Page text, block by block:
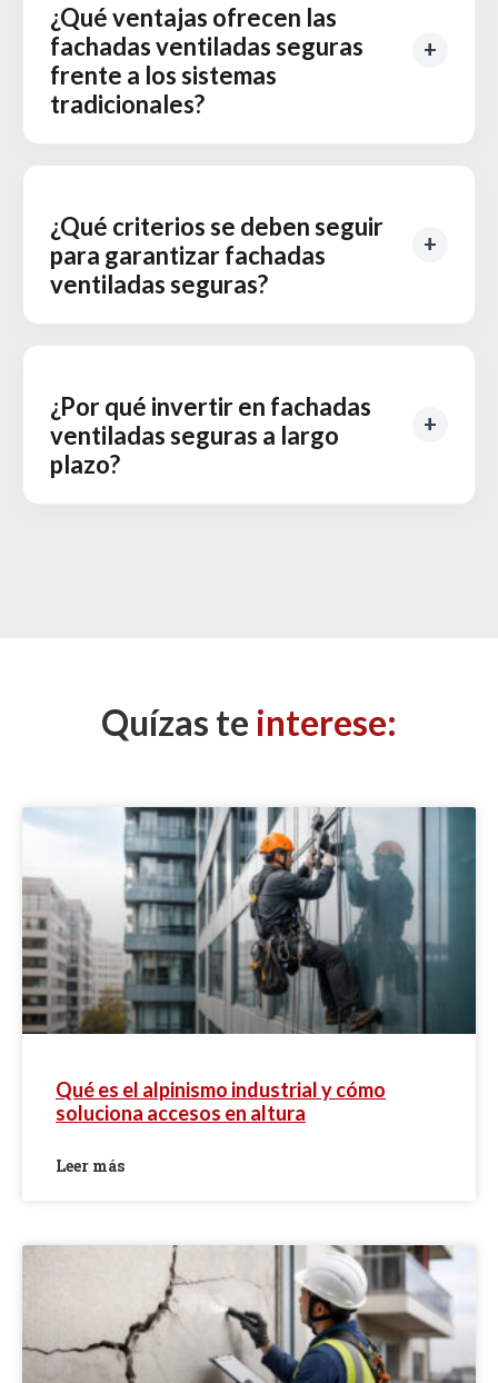
¿Qué ventajas ofrecen las
fachadas ventiladas seguras
frente a los sistemas
tradicionales?
¿Qué criterios se deben seguir
para garantizar fachadas
ventiladas seguras?
¿Por qué invertir en fachadas
ventiladas seguras a largo
plazo?
Quízas te interese:
Qué es el alpinismo industrial y cómo
soluciona accesos en altura
Leer más